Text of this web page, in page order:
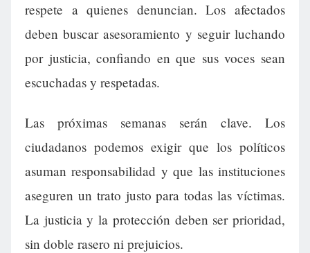
respete a quienes denuncian. Los afectados
deben buscar asesoramiento y seguir luchando
por justicia, confiando en que sus voces sean
escuchadas y respetadas.
Las próximas semanas serán clave. Los
ciudadanos podemos exigir que los políticos
asuman responsabilidad y que las instituciones
aseguren un trato justo para todas las víctimas.
La justicia y la protección deben ser prioridad,
sin doble rasero ni prejuicios.